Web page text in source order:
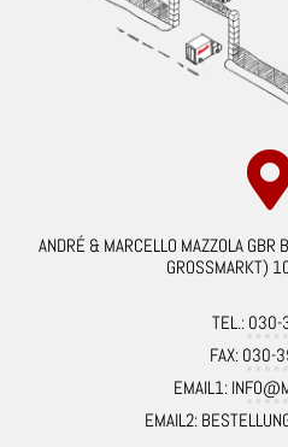
ANDRÉ & MARCELLO MAZZOLA
GROSSMARKT)
TEL.:
FAX: 030-
EMAIL1:
EMAIL2: